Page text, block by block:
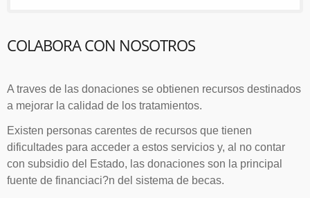
COLABORA CON NOSOTROS
A traves de las donaciones se obtienen recursos destinados
a mejorar la calidad de los tratamientos.
Existen personas carentes de recursos que tienen
dificultades para acceder a estos servicios y, al no contar
con subsidio del Estado, las donaciones son la principal
fuente de financiaci?n del sistema de becas.